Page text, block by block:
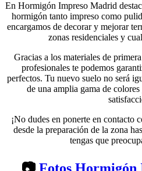
En Hormigón Impreso Madrid
hormigón tanto impreso como
encargamos de decorar y mejorar
zonas residenciales y
Gracias a los materiales de
profesionales te podemos
perfectos. Tu nuevo suelo no será
de una amplia gama de
¡No dudes en ponerte en contacto
desde la preparación de la zona
tengas que